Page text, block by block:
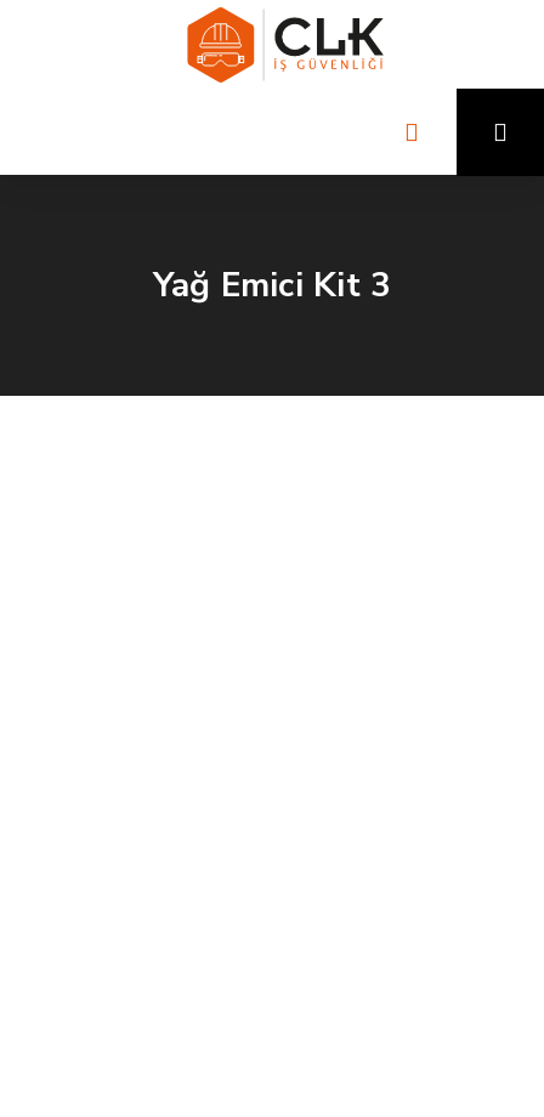
Yağ Emici Kit 3